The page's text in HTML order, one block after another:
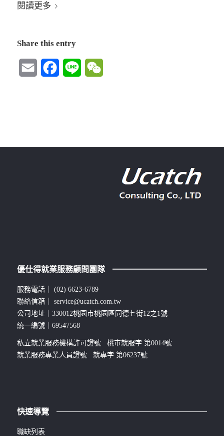
閱讀更多
Share this entry
Email FacebookLine
優仕得就業服務顧問團隊
服務電話｜ (02) 6623-6789
聯絡信箱｜ service@ucatch.com.tw
公司地址｜330012桃園市桃園區同德七街12之1號
統一編號｜69547568
私立就業服務機構許可證號 桃市就服字 第0014號
就業服務專業人員證號 就專字 第06237號
快速導覽
職缺列表